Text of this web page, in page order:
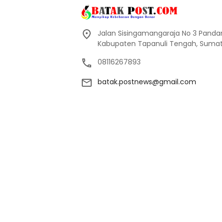
Jalan Sisingamangaraja No 3
Kabupaten Tapanuli Tengah,
08116267893
batak.postnews@gmail.com